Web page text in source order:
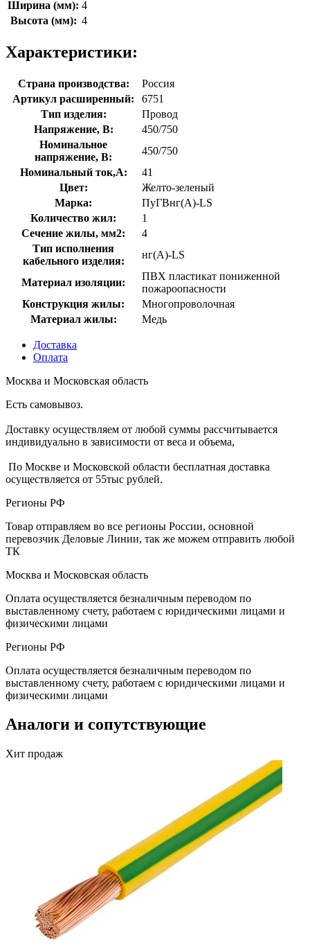
Ширина (мм): 4
Высота (мм): 4
Характеристики:
Страна производства:
Россия
Артикул расширенный:
6751
Тип изделия:
Провод
Напряжение, В:
450/750
Номинальное
напряжение, В:
450/750
Номинальный ток,А:
41
Цвет:
Желто-зеленый
Марка:
ПуГВнг(A)-LS
Количество жил:
1
Сечение жилы, мм2:
4
Тип исполнения
кабельного изделия:
нг(A)-LS
Материал изоляции:
ПВХ пластикат пониженной
пожароопасности
Конструкция жилы:
Многопроволочная
Материал жилы:
Медь
Доставка
Оплата
Москва и Московская область
Есть самовывоз.
Доставку осуществляем от любой суммы рассчитывается
индивидуально в зависимости от веса и объема,
По Москве и Московской области бесплатная доставка
осуществляется от 55тыс рублей.
Регионы РФ
Товар отправляем во все регионы России, основной
перевозчик Деловые Линии, так же можем отправить любой
ТК
Москва и Московская область
Оплата осуществляется безналичным переводом по
выставленному счету, работаем с юридическими лицами и
физическими лицами
Регионы РФ
Оплата осуществляется безналичным переводом по
выставленному счету, работаем с юридическими лицами и
физическими лицами
Аналоги и сопутствующие
Хит продаж